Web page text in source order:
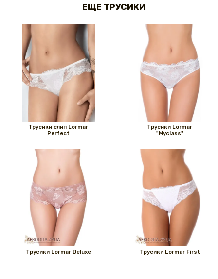
ЕЩЕ ТРУСИКИ
Трусики слип Lormar
Perfect
Трусики Lormar
"Myclass"
Трусики Lormar Deluxe Трусики Lormar First